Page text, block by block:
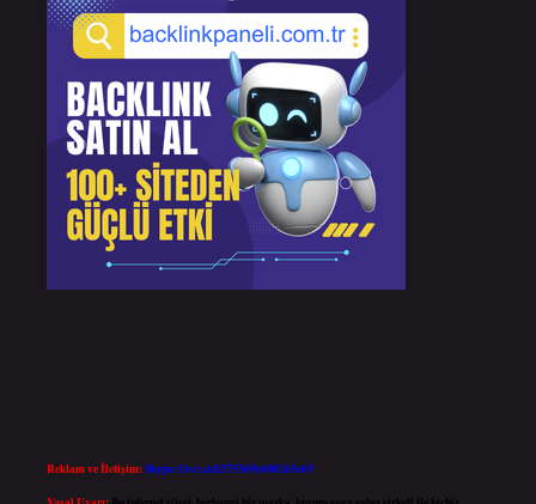
Reklam ve İletişim:Skype: live:.cid.575569c608265c69